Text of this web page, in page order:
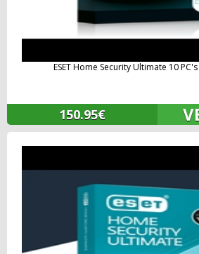
ESET Home Security Ultimate 10
150.95€